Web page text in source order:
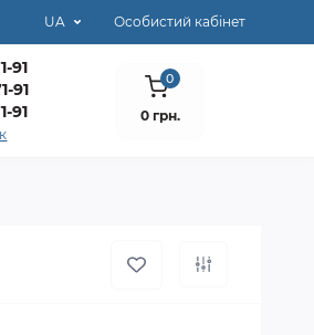
UA Особистий кабінет
91
91
91
0
0 грн.